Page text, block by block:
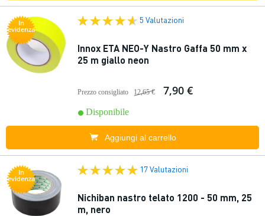
In
evidenza
5 Valutazioni
Innox ETA NEO-Y Nastro Gaffa 50 mm x
25 m giallo neon
Prezzo consigliato 12,65 € 7,90 €
Disponibile
Aggiungi al carrello
In
evidenza
17 Valutazioni
Nichiban nastro telato 1200 - 50 mm, 25
m, nero